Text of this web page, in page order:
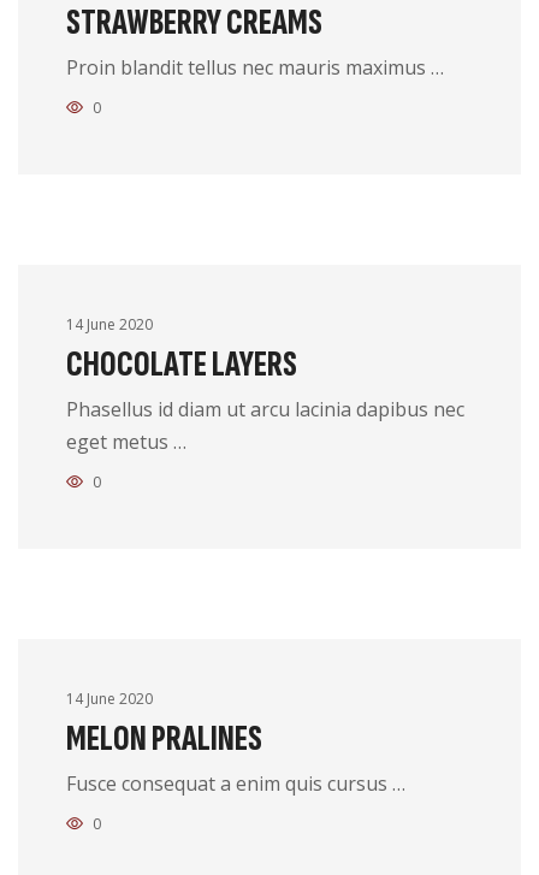
STRAWBERRY CREAMS
Proin blandit tellus nec mauris maximus …
0
14 June 2020
CHOCOLATE LAYERS
Phasellus id diam ut arcu lacinia dapibus nec
eget metus …
0
14 June 2020
MELON PRALINES
Fusce consequat a enim quis cursus …
0